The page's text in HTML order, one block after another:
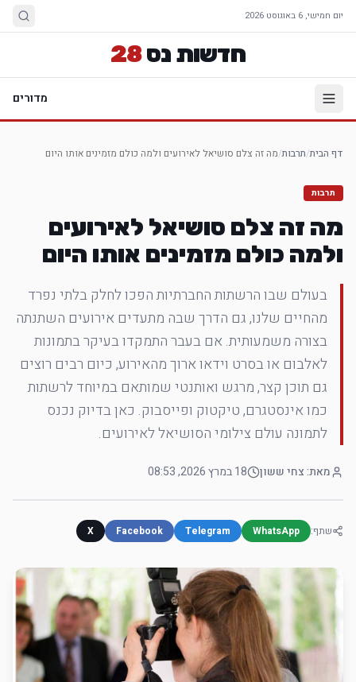
יום חמישי, 6 באוגוסט 2026
חדשות נס28
מדורים
דף הבית/תרבות/מה זה צלם סושיאל לאירועים ולמה כולם מזמינים אותו היום
תרבות
מה זה צלם סושיאל לאירועים
ולמה כולם מזמינים אותו היום
בעולם שבו הרשתות החברתיות הפכו לחלק בלתי נפרד
מהחיים שלנו, גם הדרך שבה מתעדים אירועים השתנתה
בצורה משמעותית. אם בעבר התמקדו בעיקר בתמונות
לאלבום או בסרט וידאו ארוך מהאירוע, כיום רבים רוצים
גם תוכן קצר, מרגש ואותנטי שמותאם במיוחד לרשתות
כמו אינסטגרם, טיקטוק ופייסבוק. כאן בדיוק נכנס
לתמונה עולם צילומי הסושיאל לאירועים.
מאת:צחי ששון 18 במרץ 2026, 08:53
שתף: WhatsApp
Telegram
Facebook
X